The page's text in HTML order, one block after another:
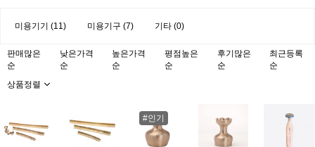
판매많은
순
낮은가격
높은가격
평점높은
후기많은
최근등록
#인기